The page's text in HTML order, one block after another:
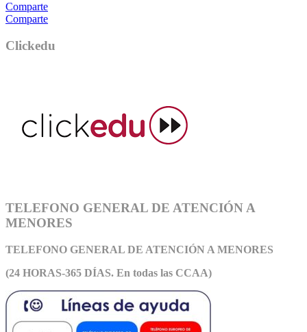
Comparte
Comparte
Clickedu
TELEFONO GENERAL DE ATENCIÓN A
MENORES
TELEFONO GENERAL DE ATENCIÓN A MENORES
(24 HORAS-365 DÍAS. En todas las CCAA)